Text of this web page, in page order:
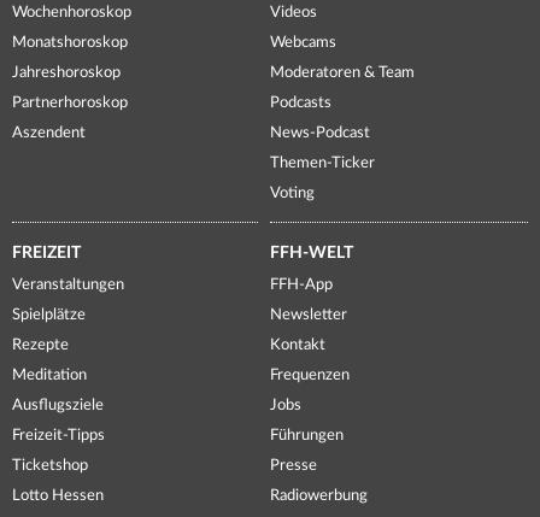
Wochenhoroskop
Monatshoroskop
Jahreshoroskop
Partnerhoroskop
Aszendent
Videos
Webcams
Moderatoren & Team
Podcasts
News-Podcast
Themen-Ticker
Voting
FREIZEIT
Veranstaltungen
Spielplätze
Rezepte
Meditation
Ausflugsziele
Freizeit-Tipps
Ticketshop
Lotto Hessen
FFH-WELT
FFH-App
Newsletter
Kontakt
Frequenzen
Jobs
Führungen
Presse
Radiowerbung